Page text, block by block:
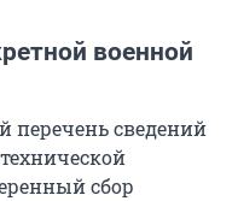
военной
перечень сведений
сбор